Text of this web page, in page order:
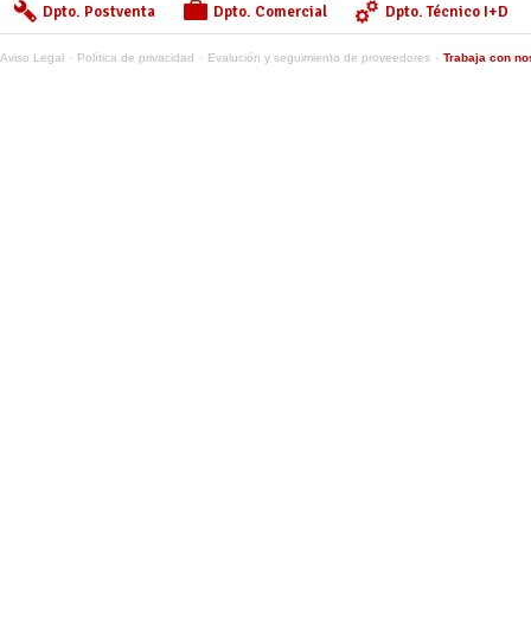
Dpto. Postventa Dpto. Comercial Dpto. Técnico I+D
Aviso Legal Política de privacidad Evalución y seguimiento de proveedores Trabaja con